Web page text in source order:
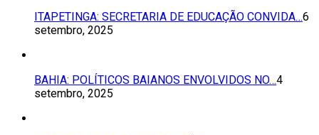
ITAPETINGA: SECRETARIA DE EDUCAÇÃO CONVIDA…6
setembro, 2025
BAHIA: POLÍTICOS BAIANOS ENVOLVIDOS NO…4
setembro, 2025